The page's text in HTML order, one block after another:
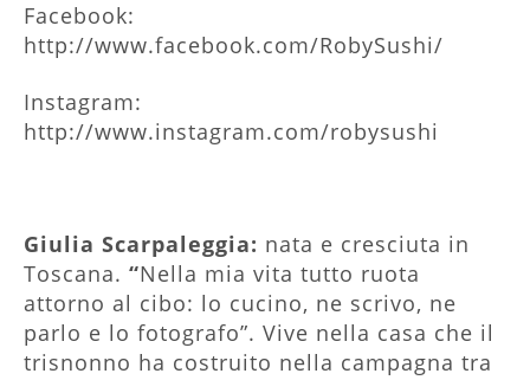
Facebook:
http://www.facebook.com/RobySushi/
Instagram:
http://www.instagram.com/robysushi
Giulia Scarpaleggia: nata e cresciuta in
Toscana. “Nella mia vita tutto ruota
attorno al cibo: lo cucino, ne scrivo, ne
parlo e lo fotografo”. Vive nella casa che il
trisnonno ha costruito nella campagna tra